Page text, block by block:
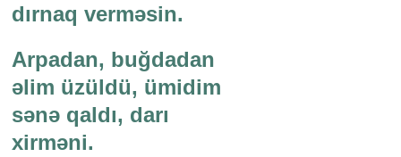
dırnaq verməsin.
Arpadan, buğdadan
əlim üzüldü, ümidim
sənə qaldı, darı
xirməni.